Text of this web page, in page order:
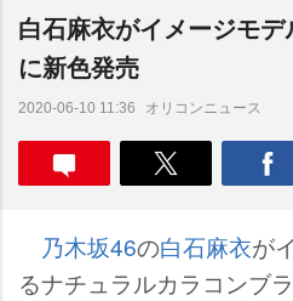
白石麻衣がイメージモ
に新色発売
2020-06-10 11:36 オリコンニュース
乃木坂46の白石麻衣が
るナチュラルカラコンブ